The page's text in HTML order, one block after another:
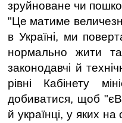
зруйноване чи
"Це матиме
в Україні, ми
нормально жити
законодавчі й
рівні Кабінету
добиватися, щоб
й українці, у яких